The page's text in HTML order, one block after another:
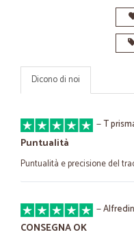
Dicono di noi
—T
Puntualità
Puntualità e precisione del
—
CONSEGNA OK